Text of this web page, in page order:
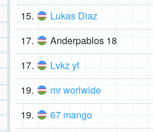
15. Lukas Diaz
17. Anderpablos 18
17. Lvkz yf
19. mr worlwide
19. 67 mango